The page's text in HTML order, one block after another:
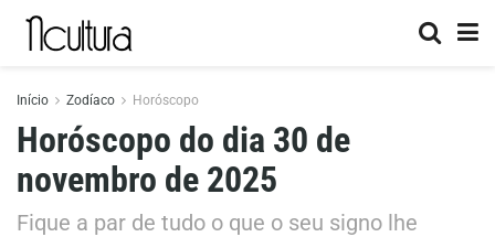
Início Zodíaco Horóscopo
Horóscopo do dia 30 de
novembro de 2025
Fique a par de tudo o que o seu signo lhe